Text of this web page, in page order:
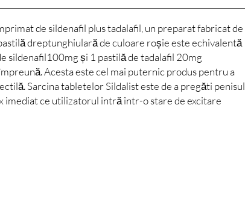
de sildenafil plus tadalafil, un preparat fabricat de
dreptunghiulară de culoare roșie este echivalentă
sildenafil100mg și 1 pastilă de tadalafil 20mg
Acesta este cel mai puternic produs pentru a
Sarcina tabletelor Sildalist este de a pregăti penisul
imediat ce utilizatorul intră într-o stare de excitare